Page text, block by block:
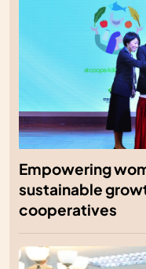
Empowering
sustainable
cooperatives